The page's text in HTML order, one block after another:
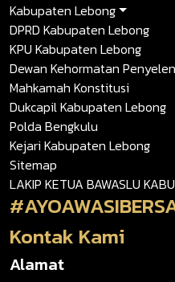
Kabupaten Lebong
DPRD Kabupaten Lebong
KPU Kabupaten Lebong
Dewan Kehormatan
Mahkamah Konstitusi
Dukcapil Kabupaten Lebong
Polda Bengkulu
Kejari Kabupaten Lebong
Sitemap
LAKIP KETUA BAWASLU
Kontak Kami
Alamat